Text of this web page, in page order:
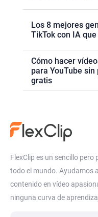
Los 8 mejores
TikTok con IA
Cómo hacer
para YouTube
gratis
FlexClip es un sencillo
todo el mundo. Ayudamos
contenido en vídeo
ninguna curva de